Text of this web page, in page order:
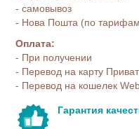
- самовывоз
- Нова Пошта (по тарифам
Оплата:
- При получении
- Перевод на карту
- Перевод на кошелек
Гарантия